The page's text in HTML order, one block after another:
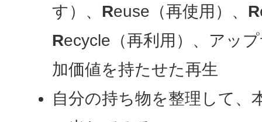
す）、 Reuse （再使用）、 R
Recycle （再利用）、アッ
加価値を持たせた再生
自分の持ち物を整理して、